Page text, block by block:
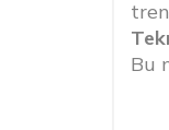
Bu